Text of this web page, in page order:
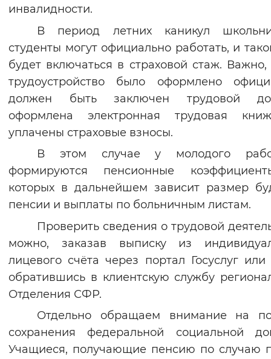
Включены
Звуковой ассистент
Воспроизвести Остановить
Вернуть стандартные настройки
инвалидности.
В период летних каникул
студенты могут официально работать, и
будет включаться в страховой стаж.
трудоустройство было оформлено
должен быть заключен трудовой
оформлена электронная трудовая
уплачены страховые взносы.
В этом случае у молодого
формируются пенсионные
которых в дальнейшем зависит размер
пенсии и выплаты по больничным листам.
Проверить сведения о трудовой
можно, заказав выписку из
лицевого счёта через портал Госуслуг
обратившись в клиентскую службу
Отделения СФР.
Отдельно обращаем внимание на
сохранения федеральной социальной
Учащиеся, получающие пенсию по случаю